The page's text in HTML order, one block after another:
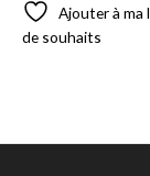
Ajouter à ma
de souhaits